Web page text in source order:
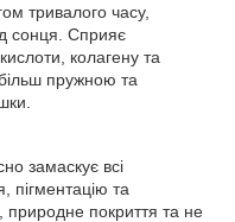
тривалого часу,
сонця. Сприяє
колагену та
пружною та
замаскує всі
пігментацію та
природне покриття та не